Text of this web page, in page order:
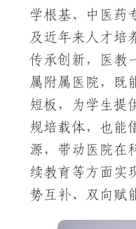
学根基、中医药
及近年来人才培
传承创新，医教
属附属医院，既
短板，为学生提
规培载体，也能
源，带动医院在
续教育等方面实
势互补、双向赋